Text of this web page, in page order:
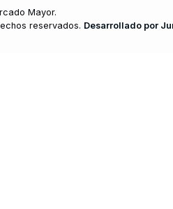
Mayor.
reservados. Desarrollado por